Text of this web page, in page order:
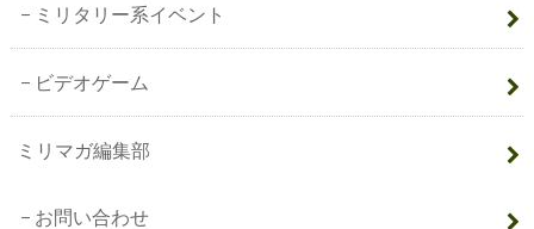
ミリタリー系イベント
ビデオゲーム
ミリマガ編集部
お問い合わせ